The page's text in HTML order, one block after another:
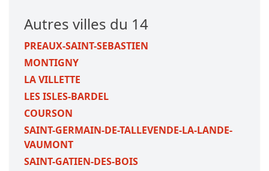
Autres villes du 14
PREAUX-SAINT-SEBASTIEN
MONTIGNY
LA VILLETTE
LES ISLES-BARDEL
COURSON
SAINT-GERMAIN-DE-TALLEVENDE-LA-LANDE-
VAUMONT
SAINT-GATIEN-DES-BOIS